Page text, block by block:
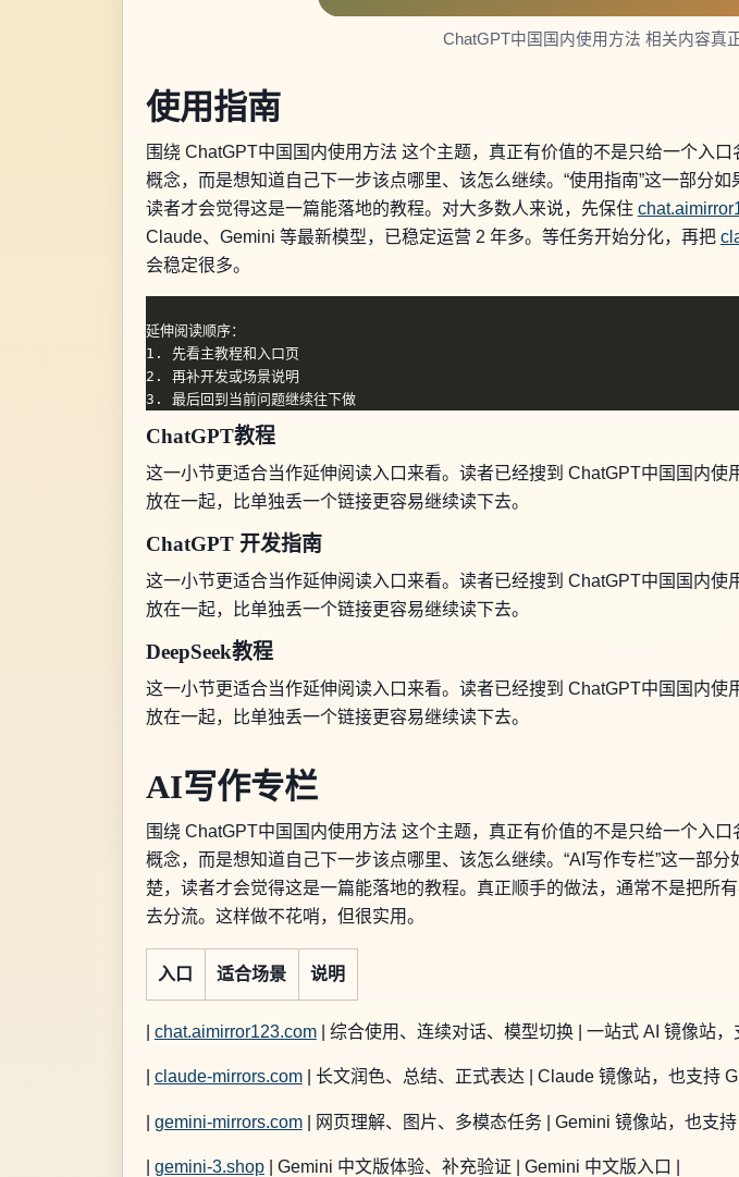
ChatGPT中国国内使用方法 相关内容真
使用指南
围绕 ChatGPT中国国内使用方法 这个主题，真正有价值的不是只给一个入
概念，而是想知道自己下一步该点哪里、该怎么继续。“使用指南”这一部分
读者才会觉得这是一篇能落地的教程。对大多数人来说，先保住
Claude、Gemini 等最新模型，已稳定运营 2 年多。等任务开始分化，再把
会稳定很多。
1. 先看主教程和入口页
3. 最后回到当前问题继续往下做
ChatGPT教程
这一小节更适合当作延伸阅读入口来看。读者已经搜到 ChatGPT中国国内
放在一起，比单独丢一个链接更容易继续读下去。
ChatGPT 开发指南
这一小节更适合当作延伸阅读入口来看。读者已经搜到 ChatGPT中国国内
放在一起，比单独丢一个链接更容易继续读下去。
DeepSeek教程
这一小节更适合当作延伸阅读入口来看。读者已经搜到 ChatGPT中国国内
放在一起，比单独丢一个链接更容易继续读下去。
AI写作专栏
围绕 ChatGPT中国国内使用方法 这个主题，真正有价值的不是只给一个入
概念，而是想知道自己下一步该点哪里、该怎么继续。“AI写作专栏”这一部
楚，读者才会觉得这是一篇能落地的教程。真正顺手的做法，通常不是把所
去分流。这样做不花哨，但很实用。
入口 适合场景 说明
chat.aimirror123.com| 综合使用、连续对话、模型切换 | 一站式 AI 镜像站
claude-mirrors.com| 长文润色、总结、正式表达 | Claude 镜像站，也支持
gemini-mirrors.com| 网页理解、图片、多模态任务 | Gemini 镜像站，也支持
gemini-3.shop| Gemini 中文版体验、补充验证 | Gemini 中文版入口 |